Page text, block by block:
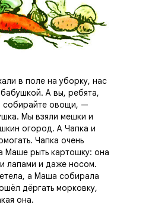
в поле на уборку, нас
А вы, ребята,
собирайте овощи, —
Мы взяли мешки и
огород. А Чапка и
Чапка очень
Маше рыть картошку: она
лапами и даже носом.
а Маша собирала
дёргать морковку,
она.